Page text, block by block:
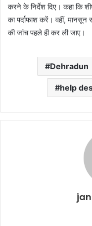
करने के निर्देश दिए। कहा कि
का पर्दाफाश करें। वहीं,
की जांच पहले ही कर ली जाए।
Dehradun
help